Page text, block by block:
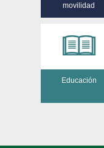
movilidad
Educación